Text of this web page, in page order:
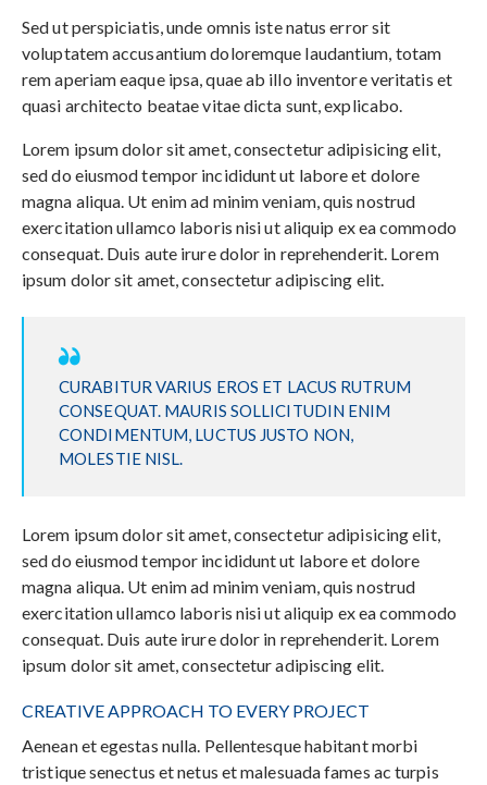
Sed ut perspiciatis, unde omnis iste natus error sit
voluptatem accusantium doloremque laudantium, totam
rem aperiam eaque ipsa, quae ab illo inventore veritatis et
quasi architecto beatae vitae dicta sunt, explicabo.
Lorem ipsum dolor sit amet, consectetur adipisicing elit,
sed do eiusmod tempor incididunt ut labore et dolore
magna aliqua. Ut enim ad minim veniam, quis nostrud
exercitation ullamco laboris nisi ut aliquip ex ea commodo
consequat. Duis aute irure dolor in reprehenderit. Lorem
ipsum dolor sit amet, consectetur adipiscing elit.
CURABITUR VARIUS EROS ET LACUS RUTRUM
CONSEQUAT. MAURIS SOLLICITUDIN ENIM
CONDIMENTUM, LUCTUS JUSTO NON,
MOLESTIE NISL.
Lorem ipsum dolor sit amet, consectetur adipisicing elit,
sed do eiusmod tempor incididunt ut labore et dolore
magna aliqua. Ut enim ad minim veniam, quis nostrud
exercitation ullamco laboris nisi ut aliquip ex ea commodo
consequat. Duis aute irure dolor in reprehenderit. Lorem
ipsum dolor sit amet, consectetur adipiscing elit.
CREATIVE APPROACH TO EVERY PROJECT
Aenean et egestas nulla. Pellentesque habitant morbi
tristique senectus et netus et malesuada fames ac turpis